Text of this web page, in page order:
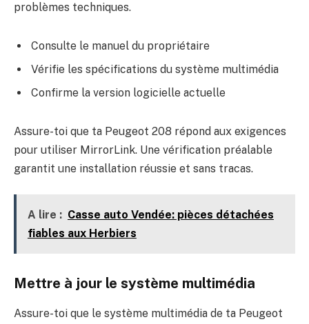
problèmes techniques.
Consulte le manuel du propriétaire
Vérifie les spécifications du système multimédia
Confirme la version logicielle actuelle
Assure-toi que ta Peugeot 208 répond aux exigences
pour utiliser MirrorLink. Une vérification préalable
garantit une installation réussie et sans tracas.
A lire : Casse auto Vendée: pièces détachées
fiables aux Herbiers
Mettre à jour le système multimédia
Assure-toi que le système multimédia de ta Peugeot